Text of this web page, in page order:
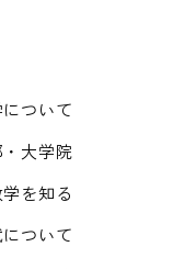
ついて
・大学院
を知る
について